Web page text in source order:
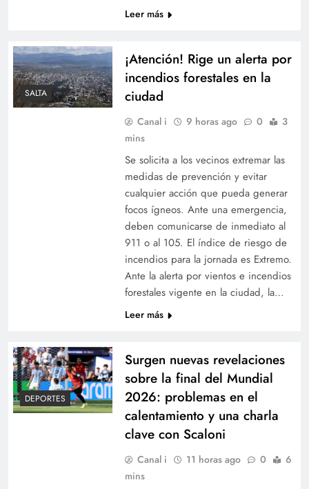
¡Atención! Rige un alerta por incendios
Surgen nuevas revelaciones sobre la final del
Mundial 2026: problemas en el calentamiento y
una charla clave con Scaloni
Sáenz supervisó el avance de las obras en los
puentes sobre el río Vaqueros y la
Circunvalación Oeste
Leer más
SALTA
¡Atención! Rige un alerta por
incendios forestales en la
ciudad
Canal i 9 horas ago 0
3
mins
Se solicita a los vecinos extremar las
medidas de prevención y evitar
cualquier acción que pueda generar
focos ígneos. Ante una emergencia,
deben comunicarse de inmediato al
911 o al 105. El índice de riesgo de
incendios para la jornada es Extremo.
Ante la alerta por vientos e incendios
forestales vigente en la ciudad, la…
Leer más
DEPORTES
Surgen nuevas revelaciones
sobre la final del Mundial
2026: problemas en el
calentamiento y una charla
clave con Scaloni
Canal i 11 horas ago 0
6
mins